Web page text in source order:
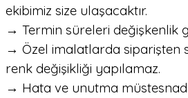
ekibimiz size ulaşacaktır.
→ Termin süreleri değişkenlik
→ Özel imalatlarda siparişten
renk değişikliği yapılamaz.
→ Hata ve unutma